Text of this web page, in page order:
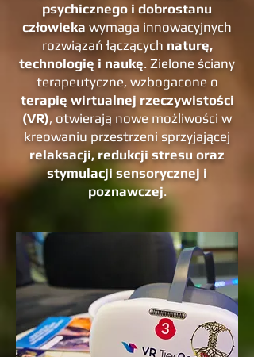
psychicznego i dobrostanu
człowieka wymaga innowacyjnych
rozwiązań łączących naturę,
technologię i naukę. Zielone ściany
terapeutyczne, wzbogacone o
terapię wirtualnej rzeczywistości
(VR), otwierają nowe możliwości w
kreowaniu przestrzeni sprzyjającej
relaksacji, redukcji stresu oraz
stymulacji sensorycznej i
poznawczej.